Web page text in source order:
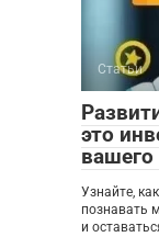
Статьи
это
вашего
Узнайте,
познавать
и